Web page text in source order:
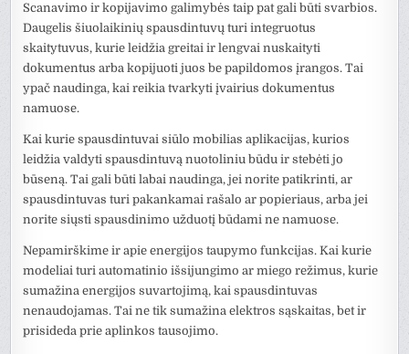
Scanavimo ir kopijavimo galimybės taip pat gali būti svarbios.
Daugelis šiuolaikinių spausdintuvų turi integruotus
skaitytuvus, kurie leidžia greitai ir lengvai nuskaityti
dokumentus arba kopijuoti juos be papildomos įrangos. Tai
ypač naudinga, kai reikia tvarkyti įvairius dokumentus
namuose.
Kai kurie spausdintuvai siūlo mobilias aplikacijas, kurios
leidžia valdyti spausdintuvą nuotoliniu būdu ir stebėti jo
būseną. Tai gali būti labai naudinga, jei norite patikrinti, ar
spausdintuvas turi pakankamai rašalo ar popieriaus, arba jei
norite siųsti spausdinimo užduotį būdami ne namuose.
Nepamirškime ir apie energijos taupymo funkcijas. Kai kurie
modeliai turi automatinio išsijungimo ar miego režimus, kurie
sumažina energijos suvartojimą, kai spausdintuvas
nenaudojamas. Tai ne tik sumažina elektros sąskaitas, bet ir
prisideda prie aplinkos tausojimo.